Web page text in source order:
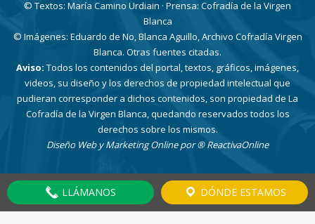
© Textos: María Camino Urdiain · Prensa: Cofradía de la Virgen
Blanca
© Imágenes: Eduardo de No, Blanca Aguillo, Archivo Cofradía Virgen
Blanca. Otras fuentes citadas.
Aviso: Todos los contenidos del portal, textos, gráficos, imágenes,
videos, su diseño y los derechos de propiedad intelectual que
pudieran corresponder a dichos contenidos, son propiedad de La
Cofradía de la Virgen Blanca, quedando reservados todos los
derechos sobre los mismos.
Diseño Web y Marketing Online por® ReactivaOnline
LLÁMANOS DÓNDE ESTAMOS